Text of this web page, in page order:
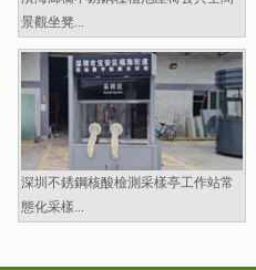
景觀坐凳...
深圳不銹鋼核酸檢測采樣亭工作站常
態化采樣...